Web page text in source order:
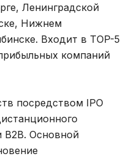
Ленинградской
Нижнем
Входит в TOP-5
компаний
посредством IPO
B2B. Основной